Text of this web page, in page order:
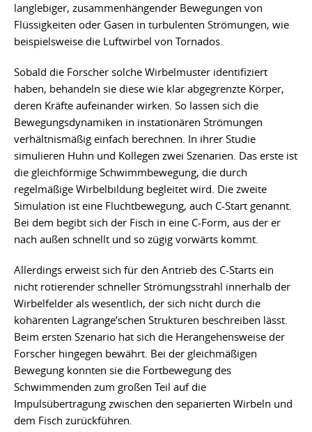
langlebiger, zusammenhängender Bewegungen von
Flüssigkeiten oder Gasen in turbulenten Strömungen, wie
beispielsweise die Luftwirbel von Tornados.
Sobald die Forscher solche Wirbelmuster identifiziert
haben, behandeln sie diese wie klar abgegrenzte Körper,
deren Kräfte aufeinander wirken. So lassen sich die
Bewegungsdynamiken in instationären Strömungen
verhältnismäßig einfach berechnen. In ihrer Studie
simulieren Huhn und Kollegen zwei Szenarien. Das erste ist
die gleichförmige Schwimmbewegung, die durch
regelmäßige Wirbelbildung begleitet wird. Die zweite
Simulation ist eine Fluchtbewegung, auch C-Start genannt.
Bei dem begibt sich der Fisch in eine C-Form, aus der er
nach außen schnellt und so zügig vorwärts kommt.
Allerdings erweist sich für den Antrieb des C-Starts ein
nicht rotierender schneller Strömungsstrahl innerhalb der
Wirbelfelder als wesentlich, der sich nicht durch die
kohärenten Lagrange’schen Strukturen beschreiben lässt.
Beim ersten Szenario hat sich die Herangehensweise der
Forscher hingegen bewährt. Bei der gleichmäßigen
Bewegung konnten sie die Fortbewegung des
Schwimmenden zum großen Teil auf die
Impulsübertragung zwischen den separierten Wirbeln und
dem Fisch zurückführen.